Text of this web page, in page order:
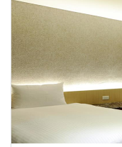
Line
線
上